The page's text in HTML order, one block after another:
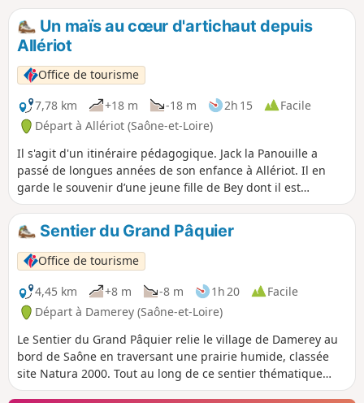
Un maïs au cœur d'artichaut depuis
Allériot
Office de tourisme
7,78 km
+18 m -18 m 2h 15
Facile
Départ à Allériot (Saône-et-Loire)
Il s'agit d'un itinéraire pédagogique. Jack la Panouille a
passé de longues années de son enfance à Allériot. Il en
garde le souvenir d’une jeune fille de Bey dont il est
toujours secrètement amoureux. Avec l'aide de Max, Jack
décide de prendre son courage à deux mains et d’aller
déclarer son amour à la belle Adélaïde. Des énigmes
jalonnent le parcours pour aider les deux amis à atteindre
leur but.
Sentier du Grand Pâquier
Office de tourisme
4,45 km
+8 m -8 m 1h 20
Facile
Départ à Damerey (Saône-et-Loire)
Le Sentier du Grand Pâquier relie le village de Damerey au
bord de Saône en traversant une prairie humide, classée
site Natura 2000. Tout au long de ce sentier thématique
vous retrouverez Élizabeth l'Aigrette, la mascotte, qui vous